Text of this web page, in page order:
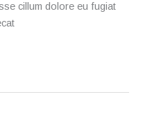
cillum dolore eu fugiat